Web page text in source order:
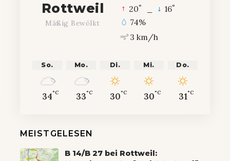
Rottweil
Mäßig Bewölkt
20° 16°
74%
3 km/h
So.
34°C
Mo.
33°C
Di.
30°C
Mi.
30°C
Do.
31°C
MEISTGELESEN
B 14/B 27 bei Rottweil: